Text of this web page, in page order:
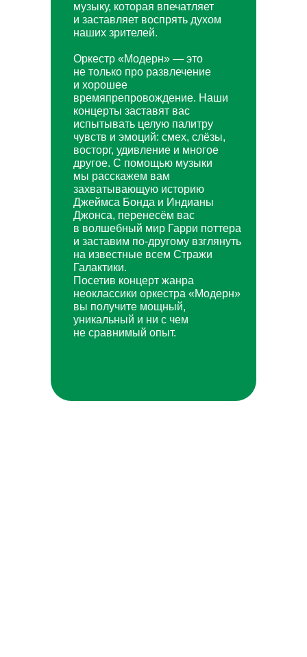
музыку, которая впечатляет
и заставляет воспрять духом
наших зрителей.
Оркестр «Модерн» — это
не только про развлечение
и хорошее
времяпрепровождение. Наши
концерты заставят вас
испытывать целую палитру
чувств и эмоций: смех, слёзы,
восторг, удивление и многое
другое. С помощью музыки
мы расскажем вам
захватывающую историю
Джеймса Бонда и Индианы
Джонса, перенесём вас
в волшебный мир Гарри поттера
и заставим по-другому взглянуть
на известные всем Стражи
Галактики.
Посетив концерт жанра
неоклассики оркестра «Модерн»
вы получите мощный,
уникальный и ни с чем
не сравнимый опыт.